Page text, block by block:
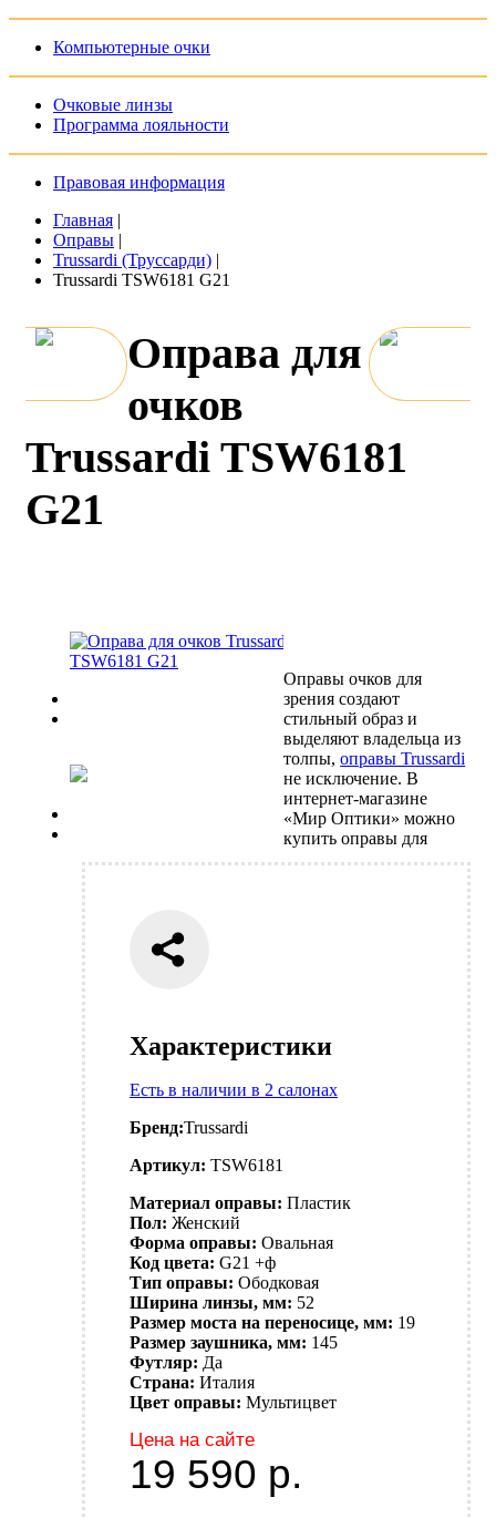
Компьютерные очки
Очковые линзы
Программа лояльности
Правовая информация
Главная |
Оправы |
Trussardi (Труссарди) |
Trussardi TSW6181 G21
Оправа для
очков
Trussardi TSW6181
G21
Характеристики
Есть в наличии в 2 салонах
Бренд:Trussardi
Артикул: TSW6181
Материал оправы: Пластик
Пол: Женский
Форма оправы: Овальная
Код цвета: G21 +ф
Тип оправы: Ободковая
Ширина линзы, мм: 52
Размер моста на переносице, мм: 19
Размер заушника, мм: 145
Футляр: Да
Страна: Италия
Цвет оправы: Мультицвет
Цена на сайте
19 590 р.
Оправы очков для
зрения создают
стильный образ и
выделяют владельца из
толпы,оправы Trussardi
не исключение. В
интернет-магазине
«Мир Оптики» можно
купить оправы для